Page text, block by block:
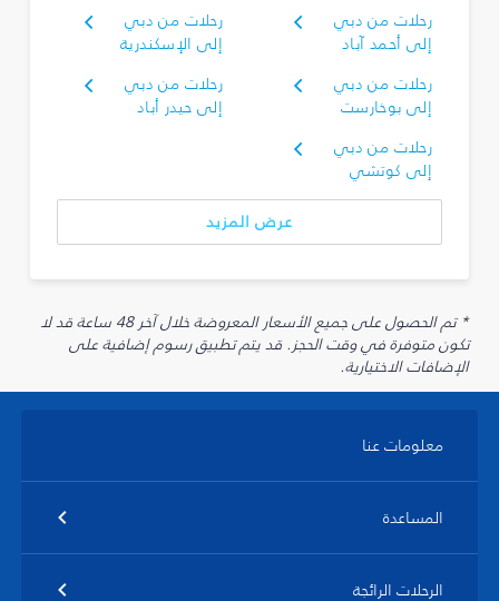
رحلات من دبي
إلى أحمد آباد
رحلات من دبي
إلى الإسكندرية
رحلات من دبي
إلى بوخارست
رحلات من دبي
إلى حيدر أباد
رحلات من دبي
إلى كوتشي
عرض المزيد
* تم الحصول على جميع الأسعار المعروضة خلال آخر 48 ساعة قد لا
تكون متوفرة في وقت الحجز. قد يتم تطبيق رسوم إضافية على
الإضافات الاختيارية.
معلومات عنا
المساعدة
الرحلات الرائجة